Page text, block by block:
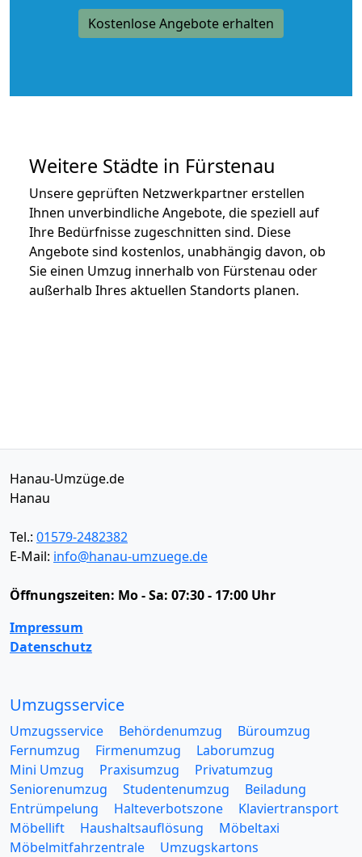
Kostenlose Angebote erhalten
Weitere Städte in Fürstenau
Unsere geprüften Netzwerkpartner erstellen
Ihnen unverbindliche Angebote, die speziell auf
Ihre Bedürfnisse zugeschnitten sind. Diese
Angebote sind kostenlos, unabhängig davon, ob
Sie einen Umzug innerhalb von Fürstenau oder
außerhalb Ihres aktuellen Standorts planen.
Hanau-Umzüge.de
Hanau
Tel.: 01579-2482382
E-Mail: info@hanau-umzuege.de
Öffnungszeiten: Mo - Sa: 07:30 - 17:00 Uhr
Impressum
Datenschutz
Umzugsservice
Umzugsservice Behördenumzug
Büroumzug
Fernumzug
Firmenumzug
Laborumzug
Mini Umzug
Praxisumzug
Privatumzug
Seniorenumzug
Studentenumzug
Beiladung
Entrümpelung
Halteverbotszone
Klaviertransport
Möbellift
Haushaltsauflösung
Möbeltaxi
Möbelmitfahrzentrale
Umzugskartons